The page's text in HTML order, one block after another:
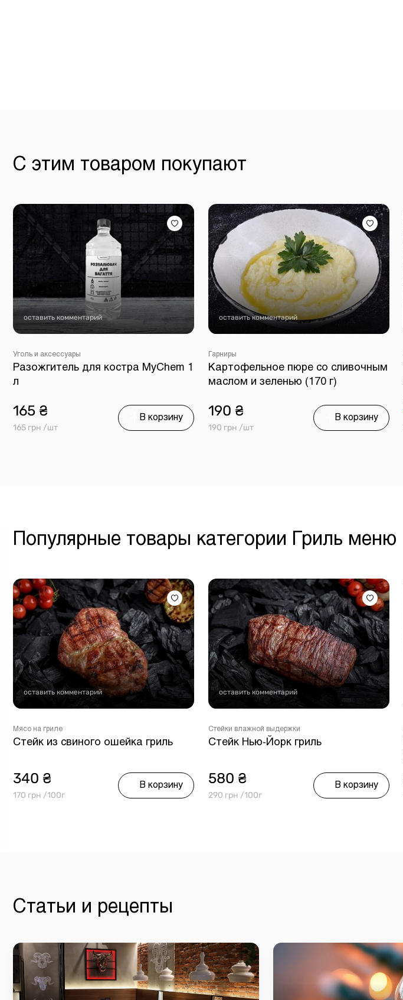
С этим товаром покупают
оставить комментарий
Уголь и аксессуары
Разожгитель для костра MyChem 1
л
165 ₴
165 грн /шт
В корзину
оставить комментарий
Гарниры
Картофельное пюре со сливочным
маслом и зеленью (170 г)
190 ₴
190 грн /шт
В корзину
Популярные товары категории Гриль меню
оставить комментарий
Мясо на гриле
Стейк из свиного ошейка гриль
340 ₴
170 грн /100г
В корзину
оставить комментарий
Стейки влажной выдержки
Стейк Нью-Йорк гриль
580 ₴
290 грн /100г
В корзину
Статьи и рецепты